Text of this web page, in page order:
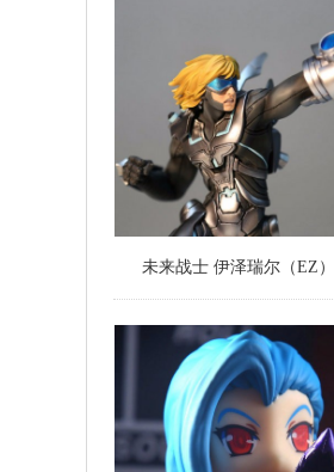
未来战士 伊泽瑞尔（EZ）